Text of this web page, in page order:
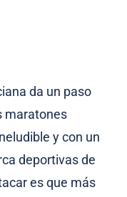
da un paso
maratones
y con un
deportivas de
es que más